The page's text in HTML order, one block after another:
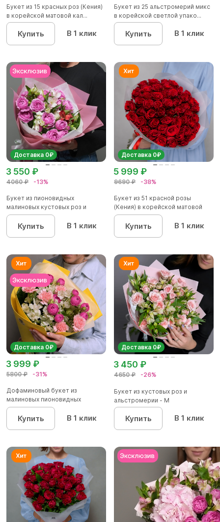
Букет из 15 красных роз (Кения)
в корейской матовой кал...
Купить В 1 клик
Букет из 25 альстромерий микс
в корейской светлой упако...
Купить В 1 клик
Доставка 0₽
4060 ₽ -13%
3 550 ₽
Букет из пионовидных
малиновых кустовых роз и
альстроме...
Купить В 1 клик
Доставка 0₽
9690 ₽ -38%
5 999 ₽
Букет из 51 красной розы
(Кения) в корейской матовой
уп...
Купить В 1 клик
Доставка 0₽
5800 ₽ -31%
3 999 ₽
Дофаминовый букет из
малиновых пионовидных
кустовых роз...
Купить В 1 клик
Доставка 0₽
4650 ₽ -26%
3 450 ₽
Букет из кустовых роз и
альстромерии - М
Купить В 1 клик